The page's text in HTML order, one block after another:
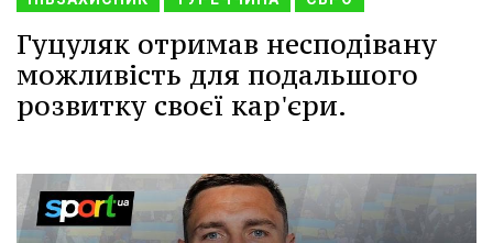
Гуцуляк отримав несподівану
можливість для подальшого
розвитку своєї кар'єри.